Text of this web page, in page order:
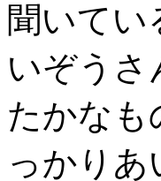
聞いて
いぞうさ
たかなも
っかり